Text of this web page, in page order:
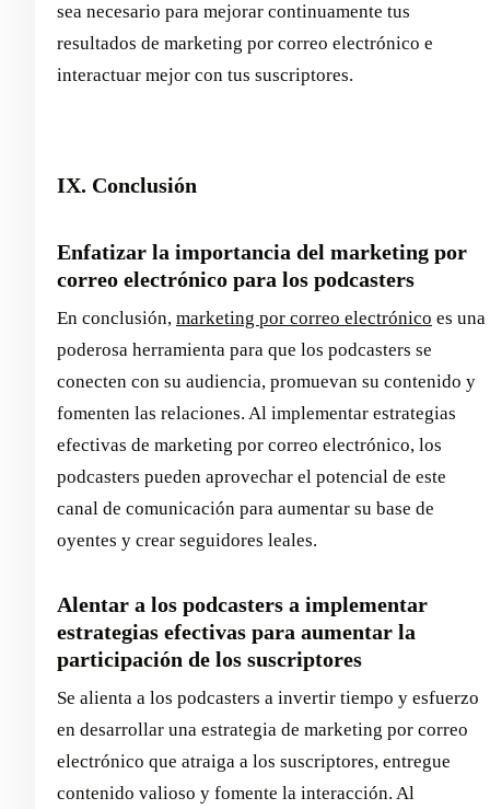
sea necesario para mejorar continuamente tus
resultados de marketing por correo electrónico e
interactuar mejor con tus suscriptores.
IX. Conclusión
Enfatizar la importancia del marketing por
correo electrónico para los podcasters
En conclusión, marketing por correo electrónico es una
poderosa herramienta para que los podcasters se
conecten con su audiencia, promuevan su contenido y
fomenten las relaciones. Al implementar estrategias
efectivas de marketing por correo electrónico, los
podcasters pueden aprovechar el potencial de este
canal de comunicación para aumentar su base de
oyentes y crear seguidores leales.
Alentar a los podcasters a implementar
estrategias efectivas para aumentar la
participación de los suscriptores
Se alienta a los podcasters a invertir tiempo y esfuerzo
en desarrollar una estrategia de marketing por correo
electrónico que atraiga a los suscriptores, entregue
contenido valioso y fomente la interacción. Al